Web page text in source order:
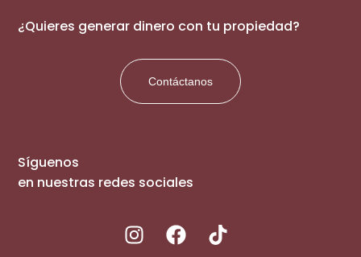
¿Quieres generar dinero con tu propiedad?
Contáctanos
Síguenos
en nuestras redes sociales